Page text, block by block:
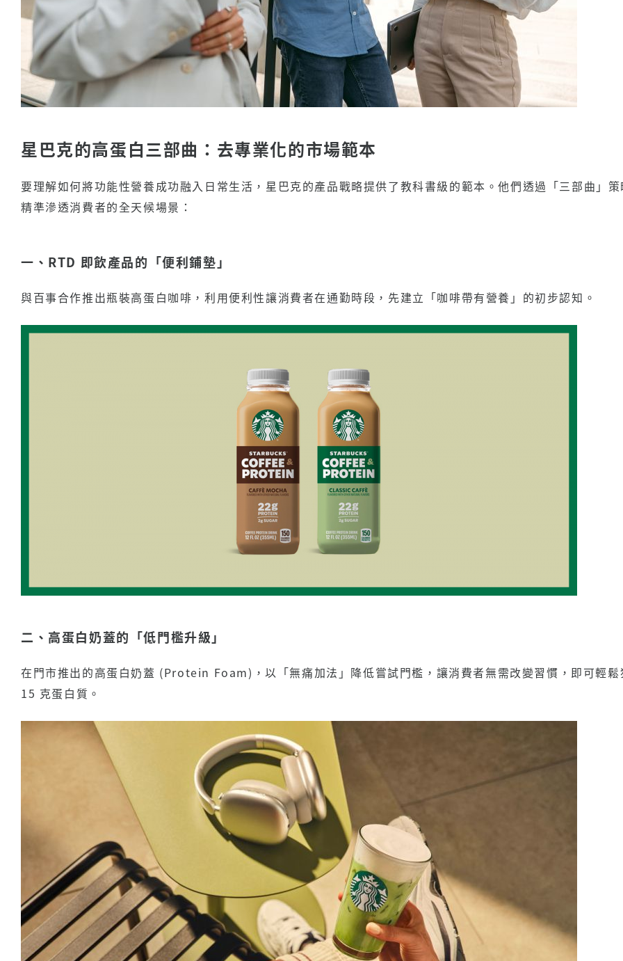
星巴克的高蛋白三部曲：去專業化的市場範本
要理解如何將功能性營養成功融入日常生活，星巴克的產品戰略提供了教科書級的範本。他們透過「三部曲」
精準滲透消費者的全天候場景：
一、RTD 即飲產品的「便利鋪墊」
與百事合作推出瓶裝高蛋白咖啡，利用便利性讓消費者在通勤時段，先建立「咖啡帶有營養」的初步認知。
二、高蛋白奶蓋的「低門檻升級」
在門市推出的高蛋白奶蓋 (Protein Foam)，以「無痛加法」降低嘗試門檻，讓消費者無需改變習慣，即可輕鬆
15 克蛋白質。